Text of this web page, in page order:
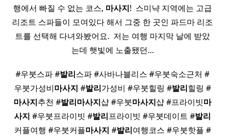
행에서 빠질 수 없는 코스, 마사지! ​ 스미냑 지역에는 고급
리조트 스파들이 모여있다 해서 그중 한 곳인 파드마 리조
트를 선택해 다녀와봤어요. ​ 저는 여행 마지막 날에 받았
는데 햇빛에 노출됐던…
#우붓스파 #발리스파 #사바나블리스 #우붓숙소근처 #
우붓가성비마사지 #발리가성비 #우붓힐링 #발리힐링 #
마사지추천 #발리마사지샵 #우붓마사지샵 #프라이빗마
사지 #우붓프라이빗 #발리프라이빗 #우붓데이트 #발리
커플여행 #우붓커플마사지 #발리여행코스 #우붓핫플 #